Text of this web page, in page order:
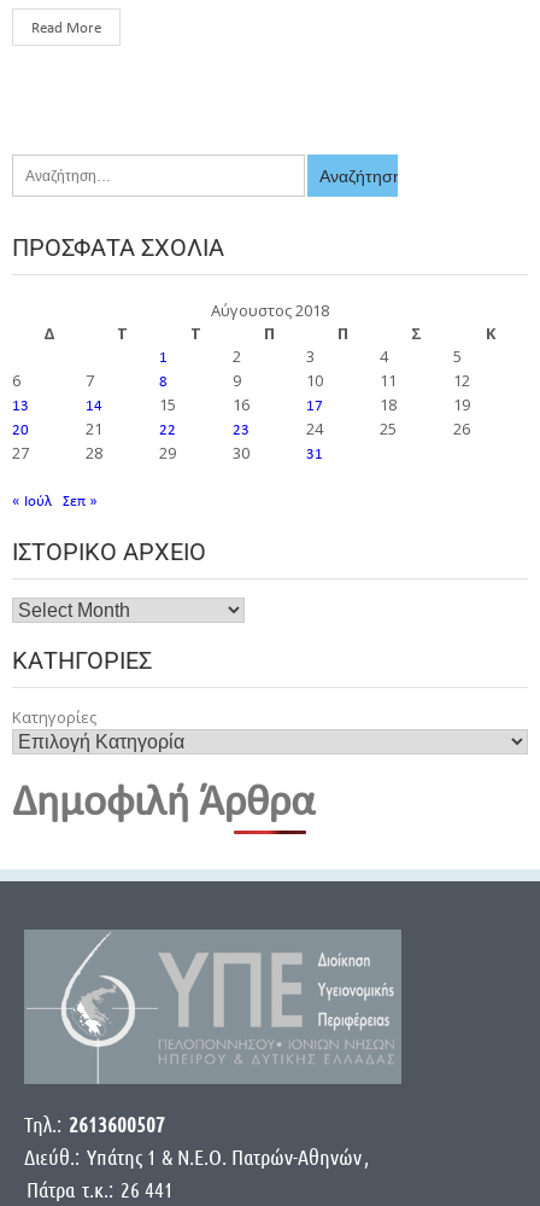
Read More
ΠΡΌΣΦΑΤΑ ΣΧΌΛΙΑ
Αύγουστος 2018
Δ
Τ Τ Π Π Σ Κ
1 2 3 4
5
6
7 8 9 10 11 12
13 14 15 16 17 18 19
20 21 22 23 24 25
26
27
28 29 30 31
« Ιούλ Σεπ »
ΙΣΤΟΡΙΚΌ ΑΡΧΕΊΟ
ΚΑΤΗΓΟΡΊΕΣ
Κατηγορίες
Δημοφιλή Άρθρα
Τηλ.: 2613600507
Διεύθ.: Yπάτης 1 & Ν.Ε.Ο. Πατρών-Αθηνών,
Πάτρα τ.κ.: 26 441